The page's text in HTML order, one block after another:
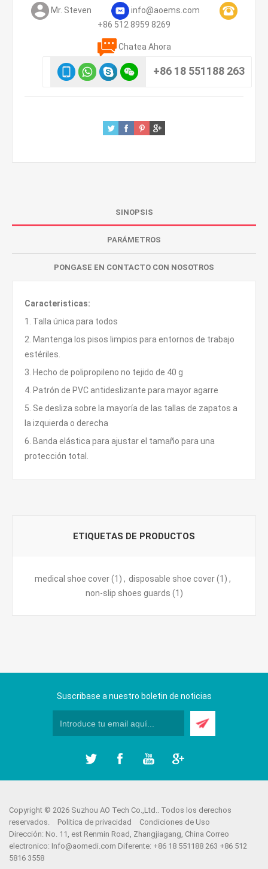
Mr. Steven
info@aoems.com
+86 512 8959 8269
Chatea Ahora
+86 18 551188 263
SINOPSIS
PARÁMETROS
PONGASE EN CONTACTO CON NOSOTROS
Caracteristicas:
1. Talla única para todos
2. Mantenga los pisos limpios para entornos de trabajo
estériles.
3. Hecho de polipropileno no tejido de 40 g
4. Patrón de PVC antideslizante para mayor agarre
5. Se desliza sobre la mayoría de las tallas de zapatos a
la izquierda o derecha
6. Banda elástica para ajustar el tamaño para una
protección total.
ETIQUETAS DE PRODUCTOS
medical shoe cover (1) , disposable shoe cover (1) ,
non-slip shoes guards (1)
Suscribase a nuestro boletin de noticias
Copyright © 2026 Suzhou AO Tech Co.,Ltd.. Todos los derechos
reservados.
Politica de privacidad
Condiciones de Uso
Dirección: No. 11, est Renmin Road, Zhangjiagang, China Correo
electronico: Info@aomedi.com Diferente: +86 18 551188 263 +86 512
5816 3558